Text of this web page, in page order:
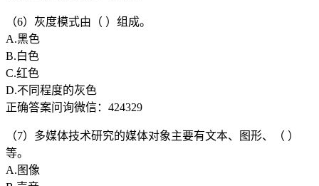
（6）灰度模式由（ ）组成。
A.黑色
B.白色
C.红色
D.不同程度的灰色
正确答案问询微信：424329
（7）多媒体技术研究的媒体对象主要有文本、图形、（ ）
等。
A.图像